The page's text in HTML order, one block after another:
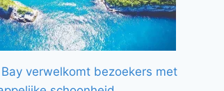
verwelkomt bezoekers met